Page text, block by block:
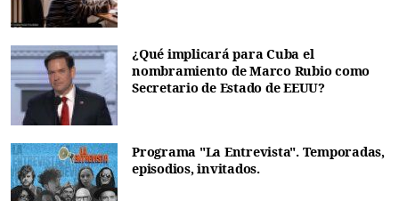
¿Qué implicará para Cuba el
nombramiento de Marco Rubio como
Secretario de Estado de EEUU?
Programa "La Entrevista". Temporadas,
episodios, invitados.